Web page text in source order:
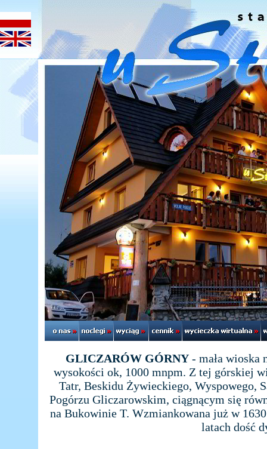
GLICZARÓW GÓRNY - mała wioska
wysokości ok, 1000 mnpm. Z tej górskiej
Tatr, Beskidu Żywieckiego, Wyspowego,
Pogórzu Gliczarowskim, ciągnącym się
na Bukowinie T. Wzmiankowana już w
latach dość